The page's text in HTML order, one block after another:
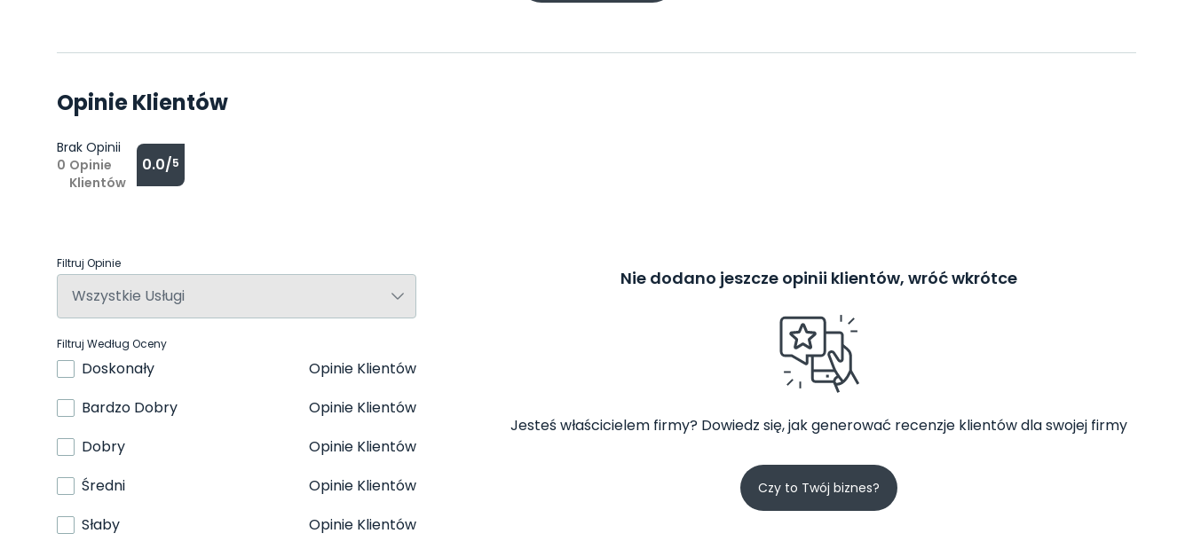
Opinie Klientów
Brak Opinii
0 Opinie
Klientów
0.0/5
Filtruj Opinie
Filtruj Według Oceny
Doskonały
Opinie Klientów
Bardzo Dobry
Opinie Klientów
Dobry
Opinie Klientów
Średni
Opinie Klientów
Słaby
Opinie Klientów
Nie dodano jeszcze opinii klientów, wróć wkrótce
Jesteś właścicielem firmy? Dowiedz się, jak generować recenzje klientów dla swojej firmy
Czy to Twój biznes?